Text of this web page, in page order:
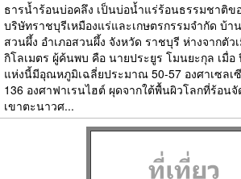
ธารน้ำร้อนบ่อคลึง เป็นบ่อน้ำแร่ร้อนธรรมชาติข
บริษัทราชบุรีเหมืองแร่และเกษตรกรรมจำกัด บ้า
สวนผึ้ง อำเภอสวนผึ้ง จังหวัด ราชบุรี ห่างจากตั
กิโลเมตร ผู้ค้นพบ คือ นายประยูร โมนยะกุล เมื่
แห่งนี้มีอุณหภูมิเฉลี่ยประมาณ 50-57 องศาเซลเ
136 องศาฟาเรนไฮต์ ผุดจากใต้พื้นผิวโลกที่ร้อน
เขาตะนาวศ...